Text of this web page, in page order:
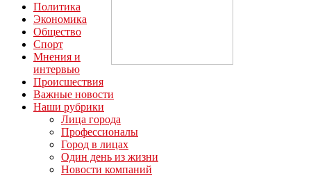
Политика
Экономика
Общество
Спорт
Мнения и
интервью
Происшествия
Важные новости
Наши рубрики
Лица города
Профессионалы
Город в лицах
Один день из жизни
Новости компаний